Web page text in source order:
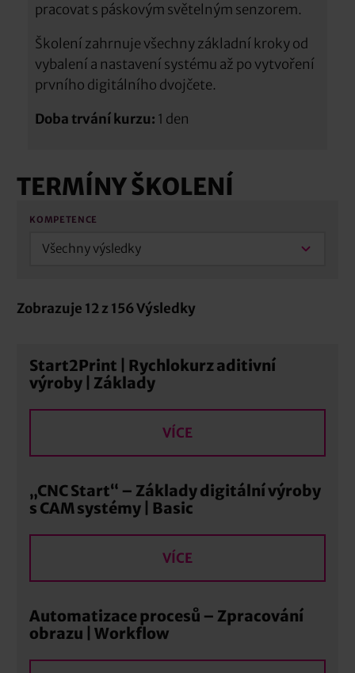
pracovat s páskovým světelným senzorem.
Školení zahrnuje všechny základní kroky od
vybalení a nastavení systému až po vytvoření
prvního digitálního dvojčete.
Doba trvání kurzu: 1 den
TERMÍNY ŠKOLENÍ
KOMPETENCE
Všechny výsledky
Zobrazuje 12z 156Výsledky
Start2Print | Rychlokurz aditivní
výroby | Základy
VÍCE
„CNC Start“ – Základy digitální výroby
s CAM systémy | Basic
VÍCE
Automatizace procesů – Zpracování
obrazu | Workflow